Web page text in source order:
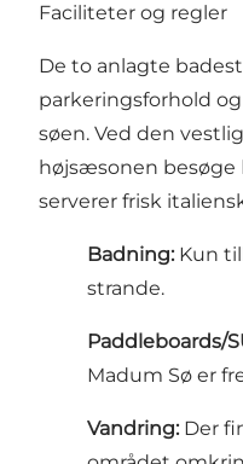
Faciliteter og regler
De to anlagte
parkeringsforhold
søen. Ved den
højsæsonen besøge
serverer frisk
Badning: Kun
strande.
Paddleboards/
Madum Sø er
Vandring: Der